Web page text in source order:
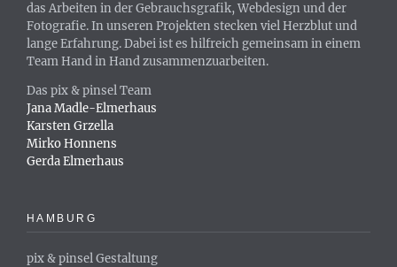
das Arbeiten in der Gebrauchsgrafik, Webdesign und der
Fotografie. In unseren Projekten stecken viel Herzblut und
lange Erfahrung. Dabei ist es hilfreich gemeinsam in einem
Team Hand in Hand zusammenzuarbeiten.
Das pix & pinsel Team
Jana Madle-Elmerhaus
Karsten Grzella
Mirko Honnens
Gerda Elmerhaus
HAMBURG
pix & pinsel Gestaltung